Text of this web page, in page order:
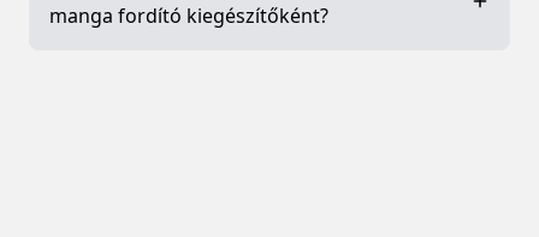
manga fordító kiegészítőként?